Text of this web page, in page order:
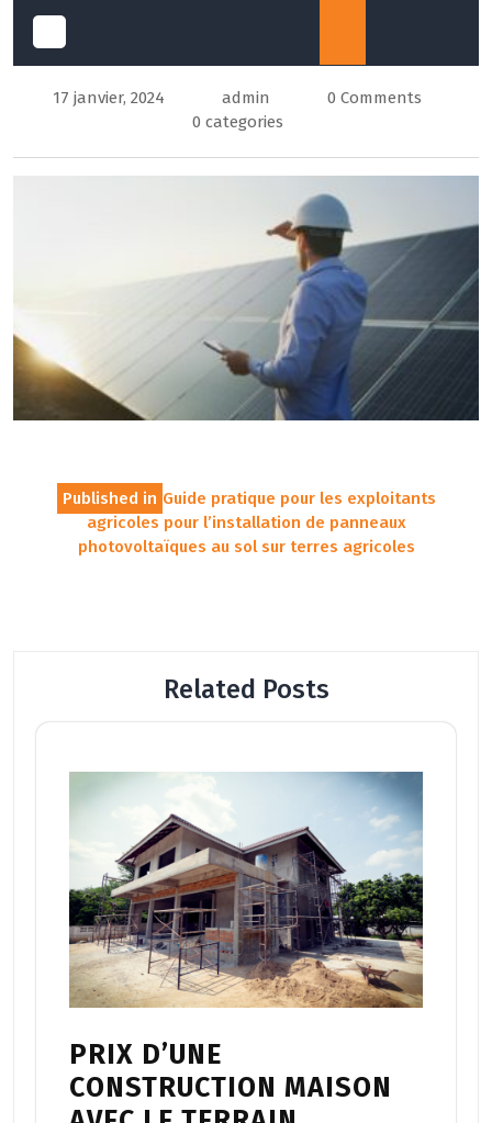
Open
Button
17 janvier, 2024 admin
0 Comments
0 categories
Navigation
l’article
Published in Guide pratique pour les exploitants
agricoles pour l’installation de panneaux
photovoltaïques au sol sur terres agricoles
Related Posts
PRIX D’UNE
CONSTRUCTION MAISON